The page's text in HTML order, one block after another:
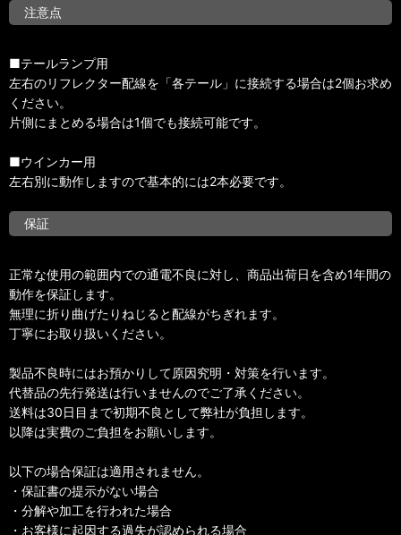
注意点
■テールランプ用
左右のリフレクター配線を「各テール」に接続する場合は2個お求め
ください。
片側にまとめる場合は1個でも接続可能です。
■ウインカー用
左右別に動作しますので基本的には2本必要です。
保証
正常な使用の範囲内での通電不良に対し、商品出荷日を含め1年間の
動作を保証します。
無理に折り曲げたりねじると配線がちぎれます。
丁寧にお取り扱いください。
製品不良時にはお預かりして原因究明・対策を行います。
代替品の先行発送は行いませんのでご了承ください。
送料は30日目まで初期不良として弊社が負担します。
以降は実費のご負担をお願いします。
以下の場合保証は適用されません。
・保証書の提示がない場合
・分解や加工を行われた場合
・お客様に起因する過失が認められる場合